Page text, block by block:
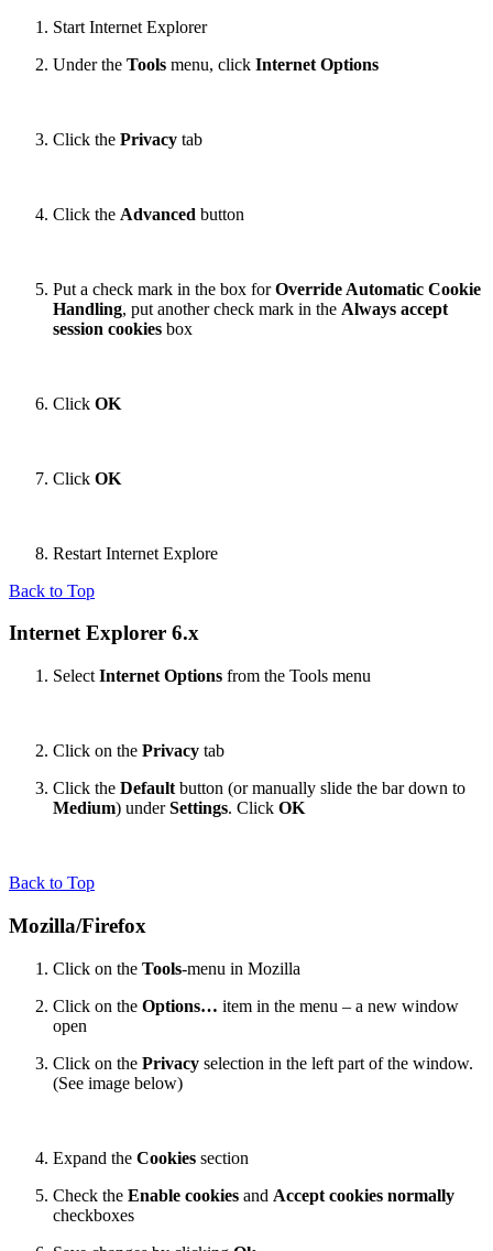
Start Internet Explorer
Under the Tools menu, click Internet Options
Click the Privacy tab
Click the Advanced button
Put a check mark in the box forOverride Automatic Cookie
Handling, put another check mark in the Always accept
session cookies box
Click OK
Click OK
Restart Internet Explore
Back to Top
Internet Explorer 6.x
Select Internet Options from the Tools menu
Click on the Privacy tab
Click the Default button (or manually slide the bar down to
Medium) underSettings. Click OK
Back to Top
Mozilla/Firefox
Click on the Tools-menu in Mozilla
Click on the Options… item in the menu – a new window
open
Click on the Privacy selection in the left part of the window.
(See image below)
Expand the Cookies section
Check the Enable cookies and Accept cookies normally
checkboxes